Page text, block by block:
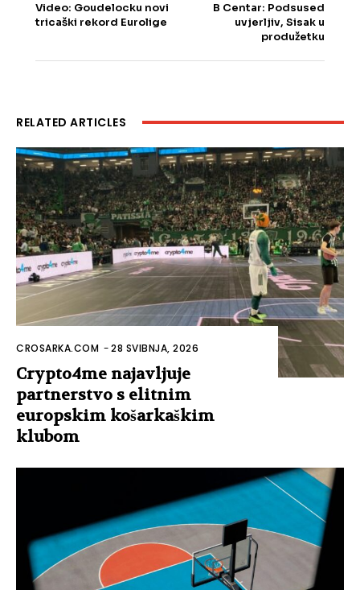
Video: Goudelocku novi
tricaški rekord Eurolige
B Centar: Podsused
uvjerljiv, Sisak u
produžetku
RELATED ARTICLES
CROSARKA.COM -28 SVIBNJA, 2026
Crypto4me najavljuje
partnerstvo s elitnim
europskim košarkaškim
klubom